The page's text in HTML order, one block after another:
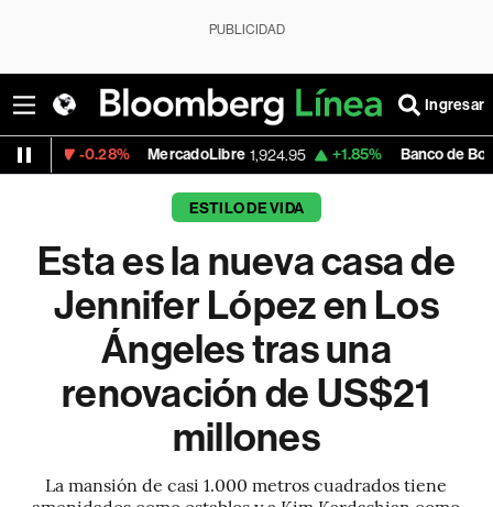
PUBLICIDAD
Ingresar
MercadoLibre 1,924.95 +1.85% Banco de Bogota
ESTILO DE VIDA
Esta es la nueva casa de
Jennifer López en Los
Ángeles tras una
renovación de US$21
millones
La mansión de casi 1.000 metros cuadrados tiene